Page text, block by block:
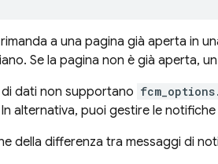
rimanda a una pagina già aperta in
Se la pagina non è già aperta,
di dati non supportano
In alternativa, puoi gestire le
della differenza tra messaggi di